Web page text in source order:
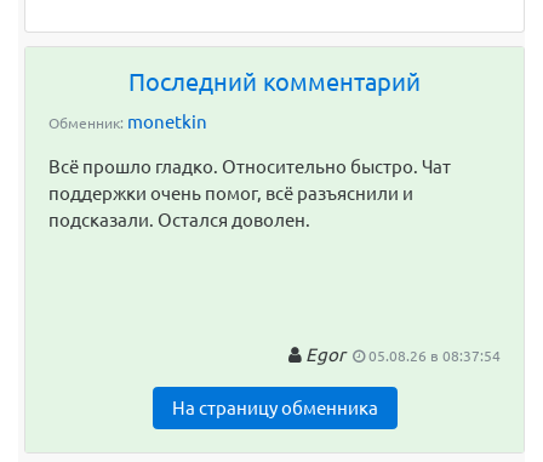
Последний комментарий
Обменник: monetkin
Всё прошло гладко. Относительно быстро. Чат
поддержки очень помог, всё разъяснили и
подсказали. Остался доволен.
Egor 05.08.26 в 08:37:54
На страницу обменника